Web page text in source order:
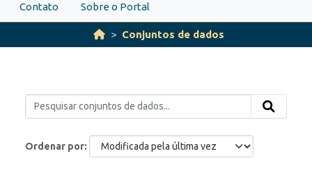
Contato Sobre o Portal
Conjuntos de dados
Ordenar por